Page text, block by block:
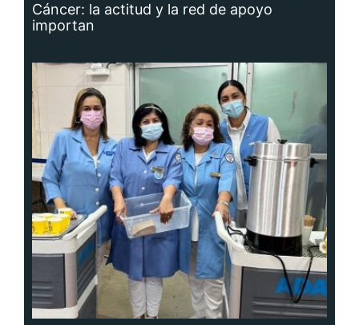
Cáncer: la actitud y la red de apoyo
importan